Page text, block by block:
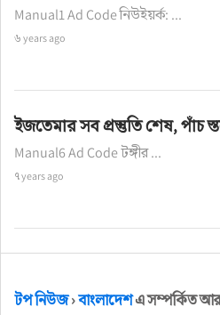
Manual1 Ad Code নিউইয়র্ক: ...
৬ years ago
ইজতেমার সব প্রস্তুতি শেষ, পাঁচ
Manual6 Ad Code টঙ্গীর ...
৭ years ago
টপ নিউজ›বাংলাদেশএ সম্পর্কিত